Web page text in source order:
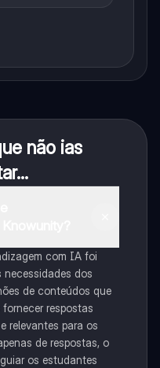
não ias
com IA foi
necessidades dos
de conteúdos que
respostas
relevantes para os
de respostas, o
os estudantes